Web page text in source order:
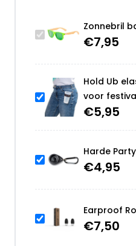
Zonnebril
€7,95
Hold Ub
voor
€5,95
Harde
€4,95
Earproof
€7,50